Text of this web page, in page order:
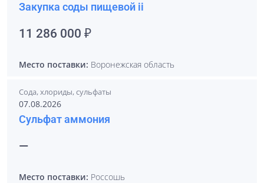
Закупка соды пищевой ii
11 286 000 ₽
Место поставки: Воронежская область
Сода, хлориды, сульфаты
07.08.2026
Сульфат аммония
—
Место поставки: Россошь